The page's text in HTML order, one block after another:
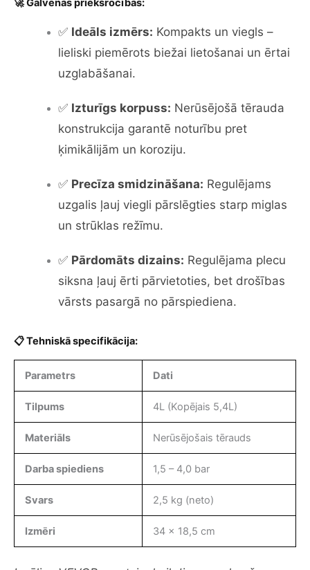
🚀 Galvenās priekšrocības:
✅ Ideāls izmērs: Kompakts un viegls –
lieliski piemērots biežai lietošanai un ērtai
uzglabāšanai.
✅ Izturīgs korpuss: Nerūsējošā tērauda
konstrukcija garantē noturību pret
ķimikālijām un koroziju.
✅ Precīza smidzināšana: Regulējams
uzgalis ļauj viegli pārslēgties starp miglas
un strūklas režīmu.
✅ Pārdomāts dizains: Regulējama plecu
siksna ļauj ērti pārvietoties, bet drošības
vārsts pasargā no pārspiediena.
📋 Tehniskā specifikācija:
Parametrs Dati
Tilpums 4L (Kopējais 5,4L)
Materiāls Nerūsējošais tērauds
Darba spiediens 1,5 – 4,0 bar
Svars 2,5 kg (neto)
Izmēri 34 x 18,5 cm